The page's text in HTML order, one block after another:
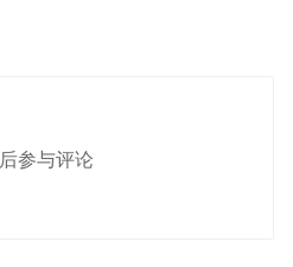
后参与评论